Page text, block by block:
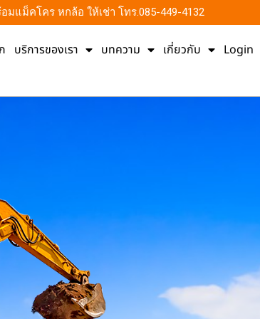
แม็คโคร หกล้อ ให้เช่า โทร.085-449-4132
บริการของเรา บทความ เกี่ยวกับ
Login